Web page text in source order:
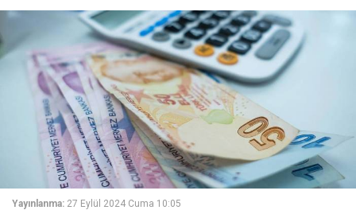
Yayınlanma: 27 Eylül 2024 Cuma 10:05